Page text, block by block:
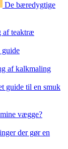
De bæredygtige
af teaktræ
guide
af kalkmaling
guide til en smuk
vægge?
der gør en